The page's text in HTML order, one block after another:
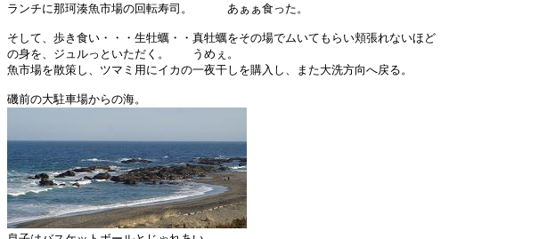
ランチに那珂湊魚市場の回転寿司。　　　あぁぁ食った。
そして、歩き食い・・・生牡蠣・・真牡蠣をその場でムいてもらい頬張れないほど
の身を、ジュルっといただく。　　うめぇ。
魚市場を散策し、ツマミ用にイカの一夜干しを購入し、また大洗方向へ戻る。